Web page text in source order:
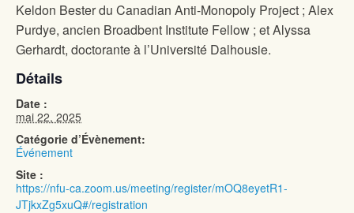
Keldon Bester du Canadian Anti-Monopoly Project ; Alex
Purdye, ancien Broadbent Institute Fellow ; et Alyssa
Gerhardt, doctorante à l’Université Dalhousie.
Détails
Date :
mai 22, 2025
Catégorie d’Évènement:
Événement
Site :
https://nfu-ca.zoom.us/meeting/register/mOQ8eyetR1-
JTjkxZg5xuQ#/registration